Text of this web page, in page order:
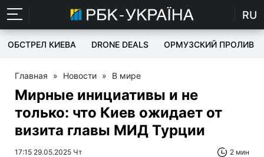
RU
ОБСТРЕЛ КИЕВА DRONE DEALS ОРМУЗСКИЙ ПРОЛИВ
Главная » Новости » В мире
Мирные инициативы и не
только: что Киев ожидает от
визита главы МИД Турции
17:15 29.05.2025 Чт 2 мин